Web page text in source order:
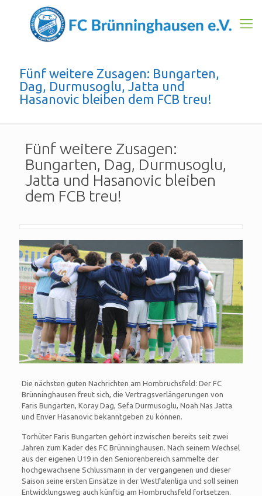
Fünf weitere Zusagen: Bungarten,
Dag, Durmusoglu, Jatta und
Hasanovic bleiben dem FCB treu!
Fünf weitere Zusagen:
Bungarten, Dag, Durmusoglu,
Jatta und Hasanovic bleiben
dem FCB treu!
Die nächsten guten Nachrichten am Hombruchsfeld: Der FC
Brünninghausen freut sich, die Vertragsverlängerungen von
Faris Bungarten, Koray Dag, Sefa Durmusoglu, Noah Nas Jatta
und Enver Hasanovic bekanntgeben zu können.
Torhüter Faris Bungarten gehört inzwischen bereits seit zwei
Jahren zum Kader des FC Brünninghausen. Nach seinem Wechsel
aus der eigenen U19 in den Seniorenbereich sammelte der
hochgewachsene Schlussmann in der vergangenen und dieser
Saison seine ersten Einsätze in der Westfalenliga und soll seinen
Entwicklungsweg auch künftig am Hombruchsfeld fortsetzen.